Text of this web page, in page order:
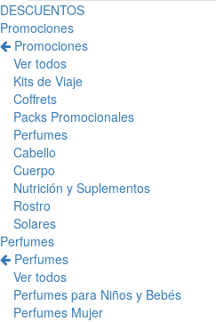
DESCUENTOS
Promociones
Promociones
Ver todos
Kits de Viaje
Coffrets
Packs Promocionales
Perfumes
Cabello
Cuerpo
Nutrición y Suplementos
Rostro
Solares
Perfumes
Perfumes
Ver todos
Perfumes para Niños y Bebés
Perfumes Mujer